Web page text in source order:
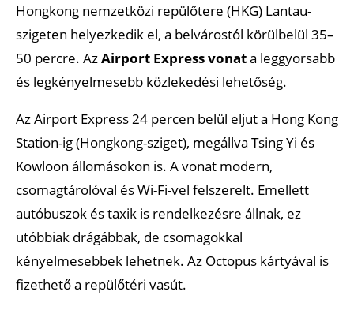
Hongkong nemzetközi repülőtere (HKG) Lantau-
szigeten helyezkedik el, a belvárostól körülbelül 35–
50 percre. AzAirport Express vonata leggyorsabb
és legkényelmesebb közlekedési lehetőség.
Az Airport Express 24 percen belül eljut a Hong Kong
Station-ig (Hongkong-sziget), megállva Tsing Yi és
Kowloon állomásokon is. A vonat modern,
csomagtárolóval és Wi-Fi-vel felszerelt. Emellett
autóbuszok és taxik is rendelkezésre állnak, ez
utóbbiak drágábbak, de csomagokkal
kényelmesebbek lehetnek. Az Octopus kártyával is
fizethető a repülőtéri vasút.